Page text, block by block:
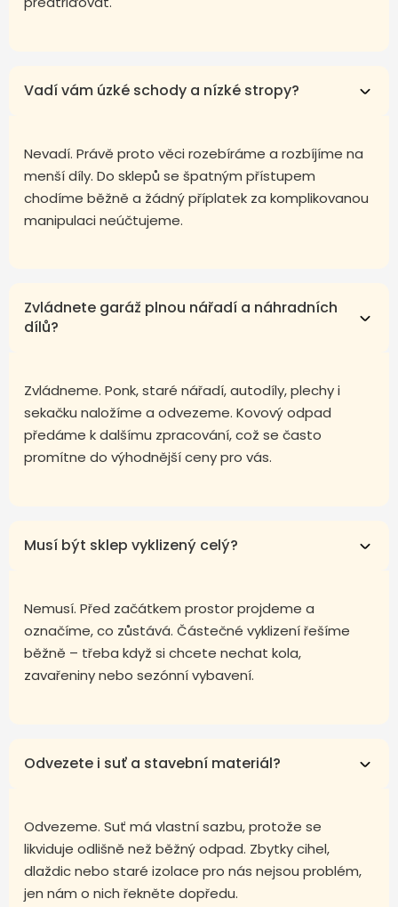
Vadí vám úzké schody a nízké stropy?
Nevadí. Právě proto věci rozebíráme a rozbíjíme na
menší díly. Do sklepů se špatným přístupem
chodíme běžně a žádný příplatek za komplikovanou
manipulaci neúčtujeme.
Zvládnete garáž plnou nářadí a náhradních
dílů?
Zvládneme. Ponk, staré nářadí, autodíly, plechy i
sekačku naložíme a odvezeme. Kovový odpad
předáme k dalšímu zpracování, což se často
promítne do výhodnější ceny pro vás.
Musí být sklep vyklizený celý?
Nemusí. Před začátkem prostor projdeme a
označíme, co zůstává. Částečné vyklizení řešíme
běžně – třeba když si chcete nechat kola,
zavařeniny nebo sezónní vybavení.
Odvezete i suť a stavební materiál?
Odvezeme. Suť má vlastní sazbu, protože se
likviduje odlišně než běžný odpad. Zbytky cihel,
dlaždic nebo staré izolace pro nás nejsou problém,
jen nám o nich řekněte dopředu.